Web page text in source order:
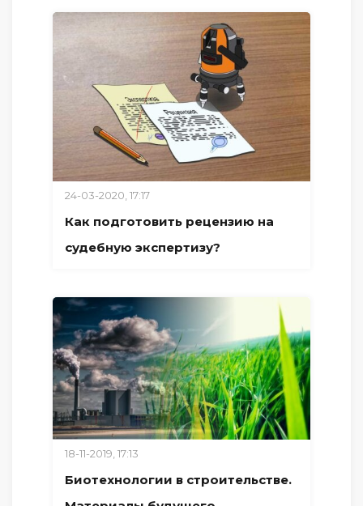
24-03-2020, 17:17
Как подготовить рецензию на
судебную экспертизу?
18-11-2019, 17:13
Биотехнологии в строительстве.